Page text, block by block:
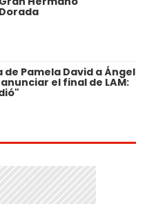
de Pamela David a Ángel
el final de LAM: